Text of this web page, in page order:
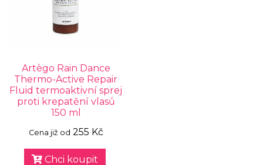
Artègo Rain Dance
Thermo-Active Repair
Fluid termoaktivní sprej
proti krepatění vlasů
150 ml
Cena již od 255 Kč
Chci koupit